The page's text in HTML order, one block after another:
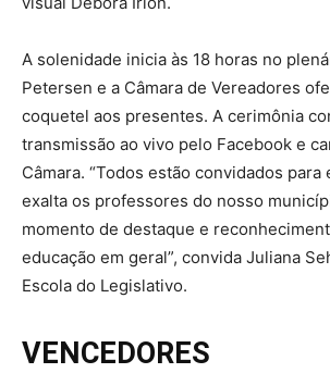
A solenidade inicia às 18 horas no
Petersen e a Câmara de Vereadores
coquetel aos presentes. A cerimônia
transmissão ao vivo pelo Facebook e
Câmara. “Todos estão convidados
exalta os professores do nosso
momento de destaque e
educação em geral”, convida Juliana
Escola do Legislativo.
VENCEDORES